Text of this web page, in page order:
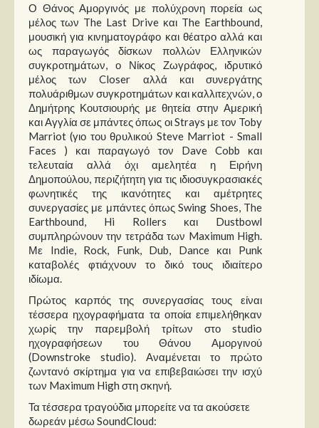
Νέα
Στήλες
Polls
Small Talk
Blog
Ο Θάνος Αμοργινός με πολύχρονη πορεία ως
μέλος των The Last Drive και The Earthbound,
μουσική για κινηματογράφο και θέατρο αλλά και
ως παραγωγός δίσκων πολλών Ελληνικών
συγκροτημάτων, ο Νίκος Ζωγράφος, ιδρυτικό
μέλος των Closer αλλά και συνεργάτης
πολυάριθμων συγκροτημάτων και καλλιτεχνών, ο
Δημήτρης Κουτσιουρής με θητεία στην Αμερική
και Αγγλία σε μπάντες όπως οι Strays με τον Toby
Marriot (γιο του θρυλικού Steve Marriot - Small
Faces ) και παραγωγό τον Dave Cobb και
τελευταία αλλά όχι αμελητέα η Ειρήνη
Δημοπούλου, περιζήτητη για τις ιδιοσυγκρασιακές
φωνητικές της ικανότητες και αμέτρητες
συνεργασίες με μπάντες όπως Swing Shoes, The
Earthbound, Hi Rollers και Dustbowl
συμπληρώνουν την τετράδα των Maximum High.
Με Indie, Rock, Funk, Dub, Dance και Punk
καταβολές φτιάχνουν το δικό τους ιδιαίτερο
ιδίωμα.
Πρώτος καρπός της συνεργασίας τους είναι
τέσσερα ηχογραφήματα τα οποία επιμελήθηκαν
χωρίς την παρεμβολή τρίτων στο studio
ηχογραφήσεων του Θάνου Αμοργινού
(Downstroke studio). Αναμένεται το πρώτο
ζωντανό σκίρτημα για να επιβεβαιώσει την ισχύ
των Maximum High στη σκηνή.
Τα τέσσερα τραγούδια μπορείτε να τα ακούσετε
δωρεάν μέσω SoundCloud: